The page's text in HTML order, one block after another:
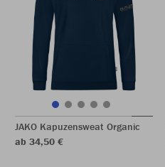
JAKO Kapuzensweat Organic
ab 34,50 €